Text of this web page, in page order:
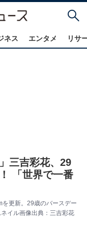
ネス エンタメ リサ
三吉彩花、29
「世界で一番
更新。29歳のバースデー
イル画像出典：三吉彩花